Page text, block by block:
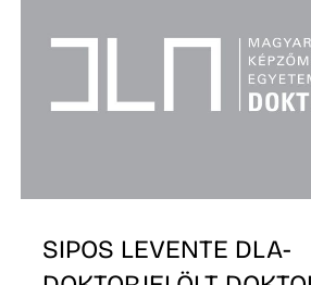
SIPOS LEVENTE DLA-